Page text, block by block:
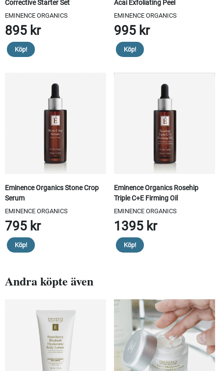
Corrective Starter Set
EMINENCE ORGANICS
895 kr
Köp!
Acai Exfoliating Peel
EMINENCE ORGANICS
995 kr
Köp!
Eminence Organics Stone Crop
Serum
EMINENCE ORGANICS
795 kr
Köp!
Eminence Organics Rosehip
Triple C+E Firming Oil
EMINENCE ORGANICS
1395 kr
Köp!
Andra köpte även